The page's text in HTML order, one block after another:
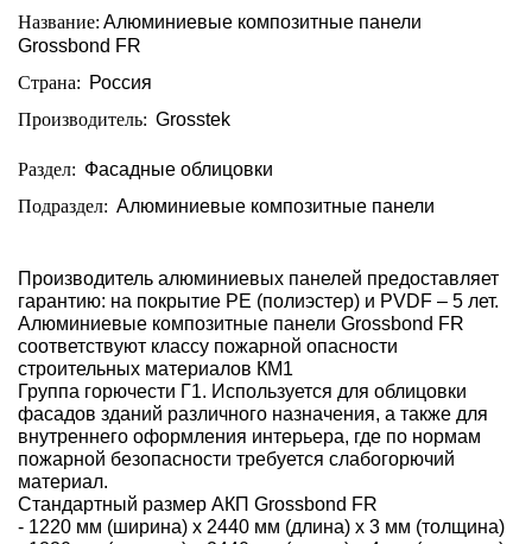
Название: Алюминиевые композитные панели
Grossbond FR
Страна: Россия
Производитель: Grosstek
Раздел: Фасадные облицовки
Подраздел: Алюминиевые композитные панели
Производитель алюминиевых панелей предоставляет
гарантию: на покрытие PE (полиэстер) и PVDF – 5 лет.
Алюминиевые композитные панели Grossbond FR
соответствуют классу пожарной опасности
строительных материалов КМ1
Группа горючести Г1. Используется для облицовки
фасадов зданий различного назначения, а также для
внутреннего оформления интерьера, где по нормам
пожарной безопасности требуется слабогорючий
материал.
Стандартный размер АКП Grossbond FR
- 1220 мм (ширина) х 2440 мм (длина) х 3 мм (толщина)